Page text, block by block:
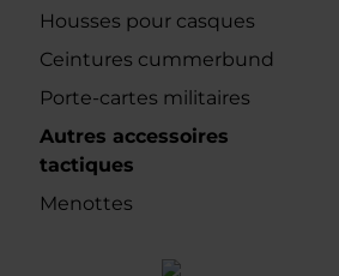
Housses pour casques
Ceintures cummerbund
Porte-cartes militaires
Autres accessoires
tactiques
Menottes